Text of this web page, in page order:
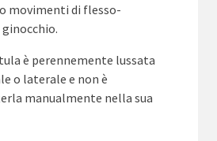
movimenti di flesso-
è perennemente lussata
o laterale e non è
manualmente nella sua